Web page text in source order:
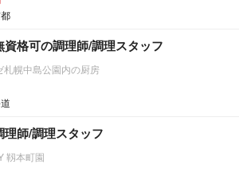
格可の調理師/調理スタッフ
札幌中島公園内の厨房
師/調理スタッフ
靱本町園